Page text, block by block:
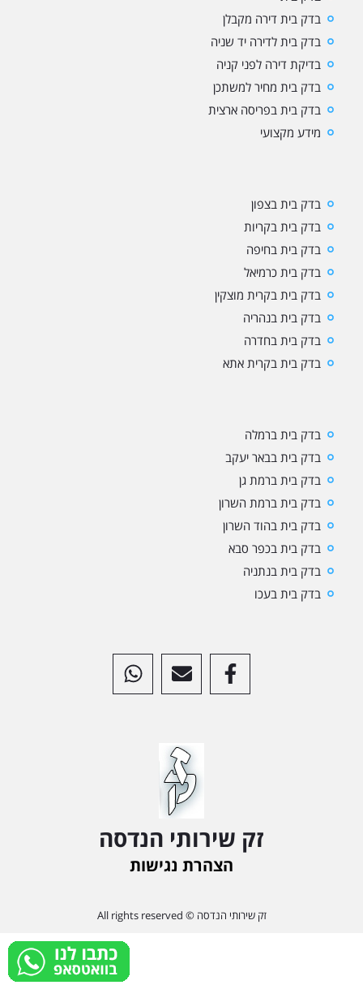
בדק בית דירה מקבלן
בדק בית לדירה יד שניה
בדיקת דירה לפני קניה
בדק בית מחיר למשתכן
בדק בית בפריסה ארצית
מידע מקצועי
בדק בית בצפון
בדק בית בקריות
בדק בית בחיפה
בדק בית כרמיאל
בדק בית בקרית מוצקין
בדק בית בנהריה
בדק בית בחדרה
בדק בית בקרית אתא
בדק בית ברמלה
בדק בית בבאר יעקב
בדק בית ברמת גן
בדק בית ברמת השרון
בדק בית בהוד השרון
בדק בית בכפר סבא
בדק בית בנתניה
בדק בית בעכו
זק שירותי הנדסה
הצהרת נגישות
זק שירותי הנדסה © All rights reserved